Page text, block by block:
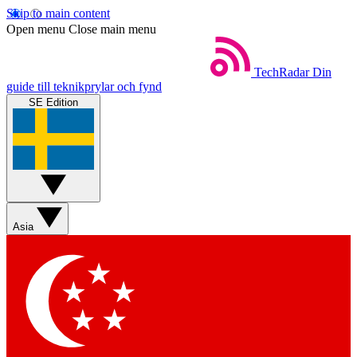
Skip to main content
Open menu Close main menu
TechRadar Din
guide till teknikprylar och fynd
SE Edition
Asia